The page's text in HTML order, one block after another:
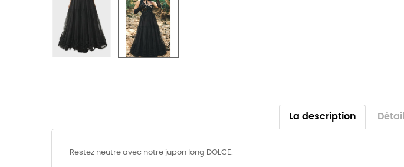
La description
Restez neutre avec notre jupon long DOLCE.